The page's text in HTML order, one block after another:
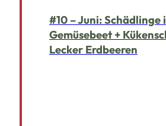
#10 – Juni: Schädlinge
Gemüsebeet +
Lecker Erdbeeren